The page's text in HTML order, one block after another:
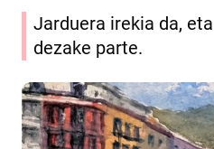
Jarduera irekia da,
dezake parte.